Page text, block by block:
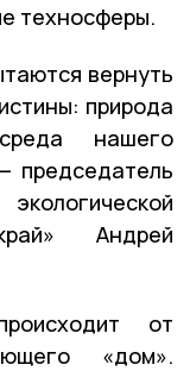
техносферы.
вернуть
природа
нашего
председатель
Андрей
от
«дом».